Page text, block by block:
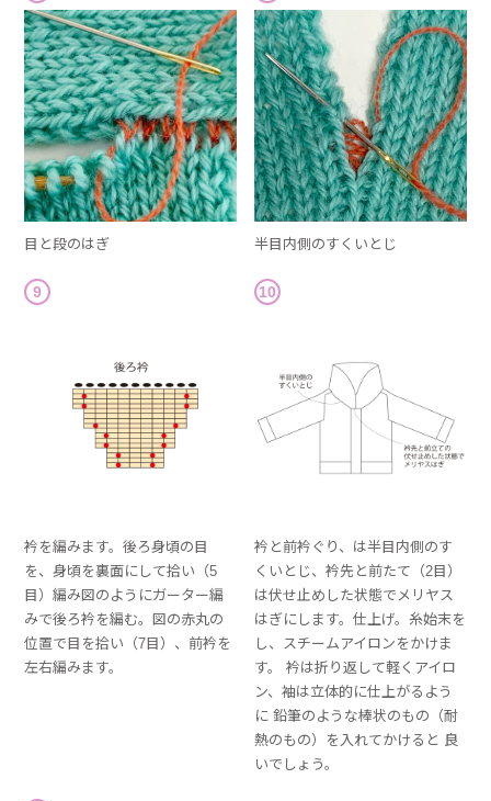
目と段のはぎ 半目内側のすくいとじ
9
衿を編みます。後ろ身頃の目
を、身頃を裏面にして拾い（5
目）編み図のようにガーター編
みで後ろ衿を編む。図の赤丸の
位置で目を拾い（7目）、前衿を
左右編みます。
10
衿と前衿ぐり、は半目内側のす
くいとじ、衿先と前たて（2目）
は伏せ止めした状態でメリヤス
はぎにします。仕上げ。糸始末を
し、スチームアイロンをかけま
す。 衿は折り返して軽くアイロ
ン、袖は立体的に仕上がるよう
に 鉛筆のような棒状のもの（耐
熱のもの）を入れてかけると 良
いでしょう。